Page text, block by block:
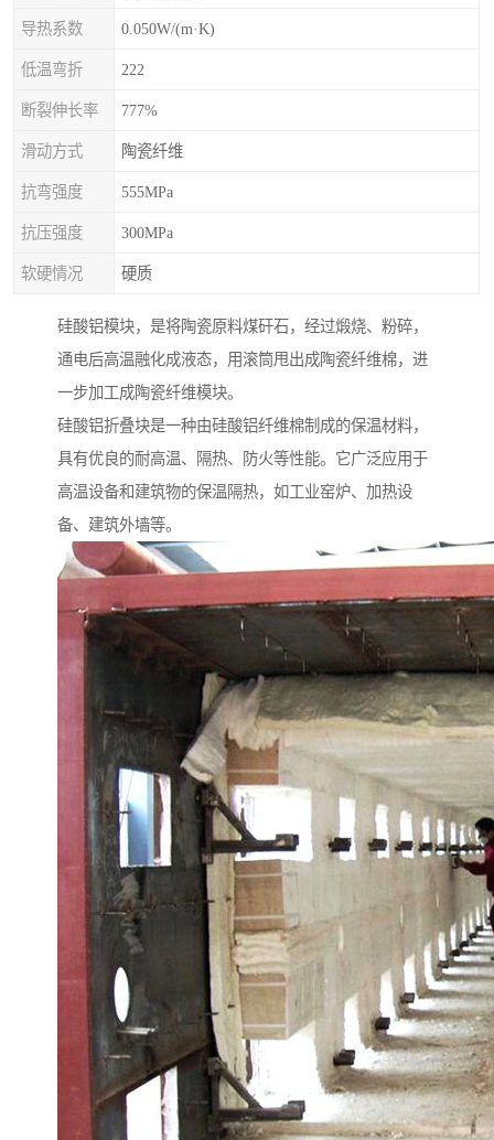
导热系数 0.050W/(m·K)
低温弯折 222
断裂伸长率 777%
滑动方式 陶瓷纤维
抗弯强度 555MPa
抗压强度 300MPa
软硬情况 硬质
硅酸铝模块，是将陶瓷原料煤矸石，经过煅烧、粉碎，
通电后高温融化成液态，用滚筒甩出成陶瓷纤维棉，进
一步加工成陶瓷纤维模块。
硅酸铝折叠块是一种由硅酸铝纤维棉制成的保温材料，
具有优良的耐高温、隔热、防火等性能。它广泛应用于
高温设备和建筑物的保温隔热，如工业窑炉、加热设
备、建筑外墙等。